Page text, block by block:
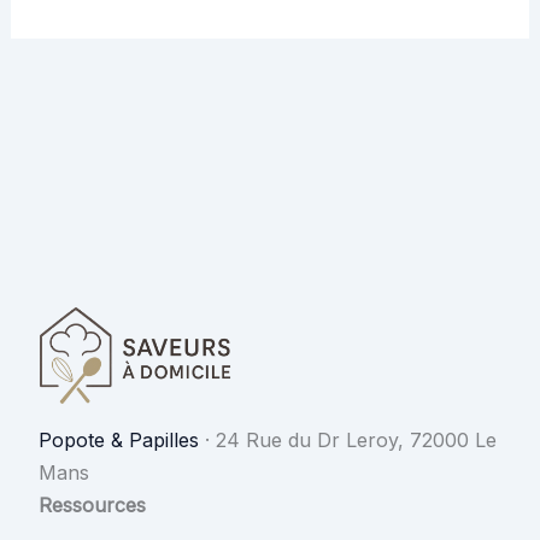
Popote & Papilles · 24 Rue du Dr Leroy, 72000 Le
Mans
Ressources